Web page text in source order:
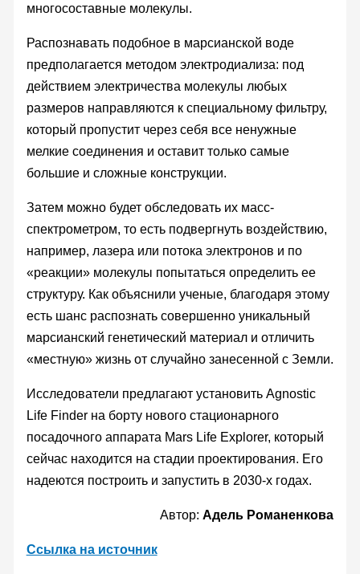
многосоставные молекулы.
Распознавать подобное в марсианской воде
предполагается методом электродиализа: под
действием электричества молекулы любых
размеров направляются к специальному фильтру,
который пропустит через себя все ненужные
мелкие соединения и оставит только самые
большие и сложные конструкции.
Затем можно будет обследовать их масс-
спектрометром, то есть подвергнуть воздействию,
например, лазера или потока электронов и по
«реакции» молекулы попытаться определить ее
структуру. Как объяснили ученые, благодаря этому
есть шанс распознать совершенно уникальный
марсианский генетический материал и отличить
«местную» жизнь от случайно занесенной с Земли.
Исследователи предлагают установить Agnostic
Life Finder на борту нового стационарного
посадочного аппарата Mars Life Explorer, который
сейчас находится на стадии проектирования. Его
надеются построить и запустить в 2030-х годах.
Автор:Адель Романенкова
Ссылка на источник